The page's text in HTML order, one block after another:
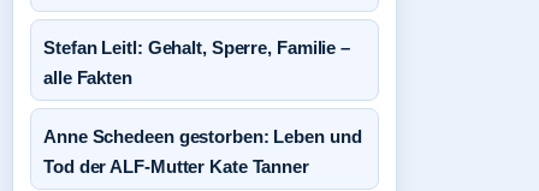
Stefan Leitl: Gehalt, Sperre, Familie –
alle Fakten
Anne Schedeen gestorben: Leben und
Tod der ALF-Mutter Kate Tanner